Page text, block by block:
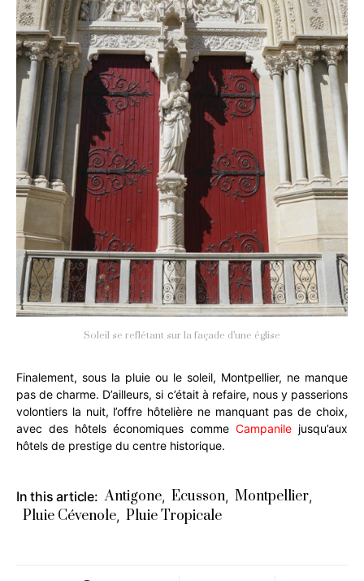
Soleil se reflétant sur la façade d’une église
Finalement, sous la pluie ou le soleil, Montpellier, ne manque
pas de charme. D’ailleurs, si c’était à refaire, nous y passerions
volontiers la nuit, l’offre hôtelière ne manquant pas de choix,
avec des hôtels économiques comme Campanile jusqu’aux
hôtels de prestige du centre historique.
In this article: Antigone, Ecusson, Montpellier,
Pluie Cévenole, Pluie Tropicale